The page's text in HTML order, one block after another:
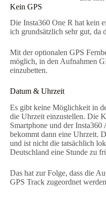
Kein GPS
Die Insta360 One R hat kein
ich grundsätzlich sehr gut, da
Mit der optionalen GPS
möglich, in den Aufnahmen
einzubetten.
Datum & Uhrzeit
Es gibt keine Möglichkeit in
die Uhrzeit einzustellen. Die
Smartphone und der
bekommt dann eine Uhrzeit.
und ist nicht die tatsächlich
Deutschland eine Stunde zu
Das hat zur Folge, dass die
GPS Track zugeordnet